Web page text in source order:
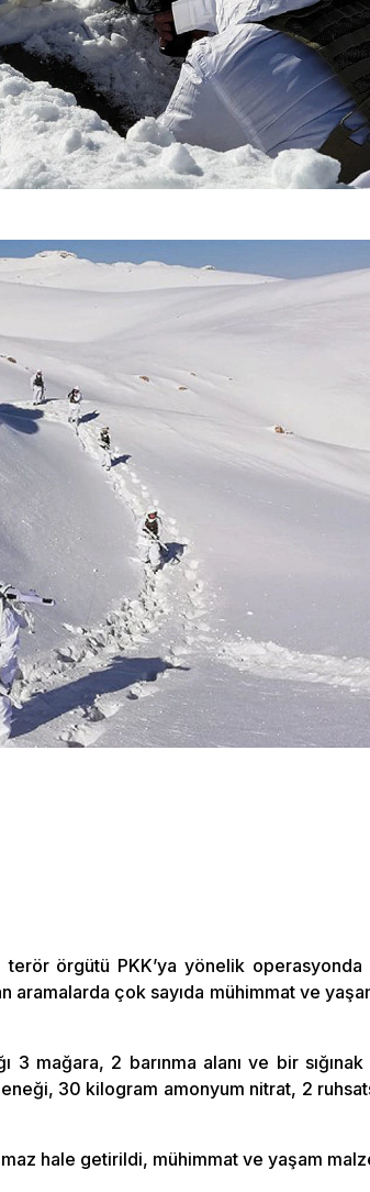
terör örgütü PKK’ya yönelik
aramalarda çok sayıda mühimmat ve
3 mağara, 2 barınma alanı ve bir
30 kilogram amonyum nitrat, 2
hale getirildi, mühimmat ve yaşam